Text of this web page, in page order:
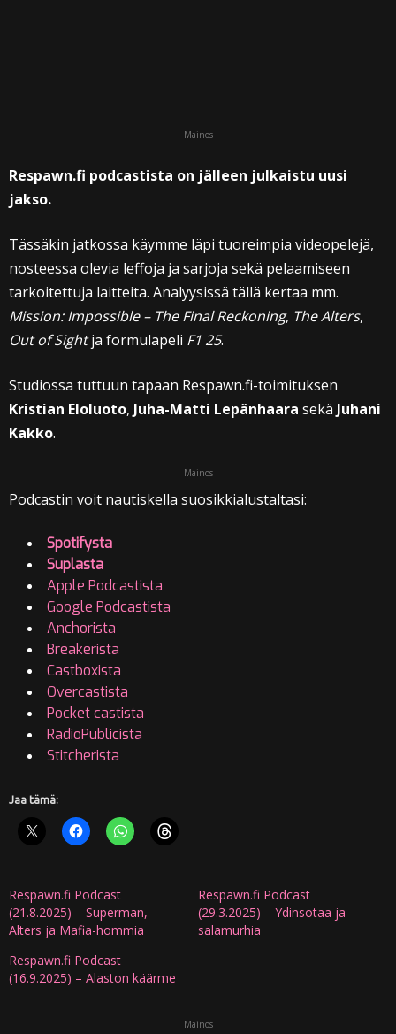
Mainos
Respawn.fi podcastista on jälleen julkaistu uusi
jakso.
Tässäkin jatkossa käymme läpi tuoreimpia videopelejä,
nosteessa olevia leffoja ja sarjoja sekä pelaamiseen
tarkoitettuja laitteita. Analyysissä tällä kertaa mm.
Mission: Impossible – The Final Reckoning, The Alters,
Out of Sightja formulapeli F1 25.
Studiossa tuttuun tapaan Respawn.fi-toimituksen
Kristian Eloluoto, Juha-Matti Lepänhaara sekä Juhani
Kakko.
Mainos
Podcastin voit nautiskella suosikkialustaltasi:
Spotifysta
Suplasta
Apple Podcastista
Google Podcastista
Anchorista
Breakerista
Castboxista
Overcastista
Pocket castista
RadioPublicista
Stitcherista
Jaa tämä:
Respawn.fi Podcast
(21.8.2025) – Superman,
Alters ja Mafia-hommia
Respawn.fi Podcast
(29.3.2025) – Ydinsotaa ja
salamurhia
Respawn.fi Podcast
(16.9.2025) – Alaston käärme
Mainos